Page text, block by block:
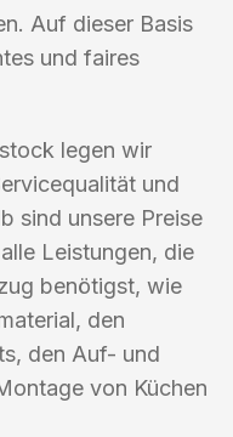
Auf dieser Basis
und faires
legen wir
und
sind unsere Preise
Leistungen, die
benötigst, wie
den
den Auf- und
von Küchen